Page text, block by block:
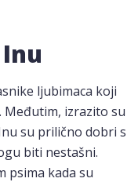
ljubimaca koji
izrazito su
su prilično dobri s
biti nestašni.
psima kada su